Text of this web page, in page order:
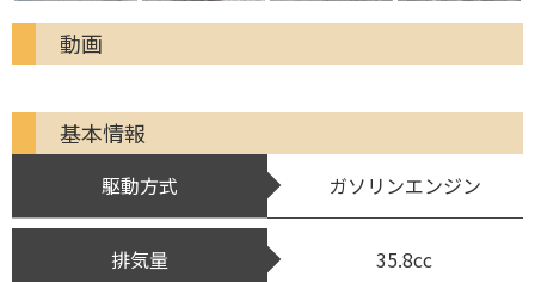
動画
基本情報
駆動方式 ガソリンエンジン
排気量 35.8cc